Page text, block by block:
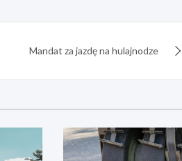
Mandat za jazdę na hulajnodze